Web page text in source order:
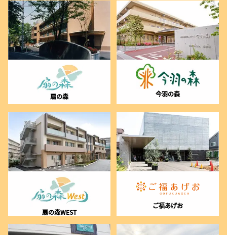
扇の森 今羽の森
扇の森WEST
ご福あげお